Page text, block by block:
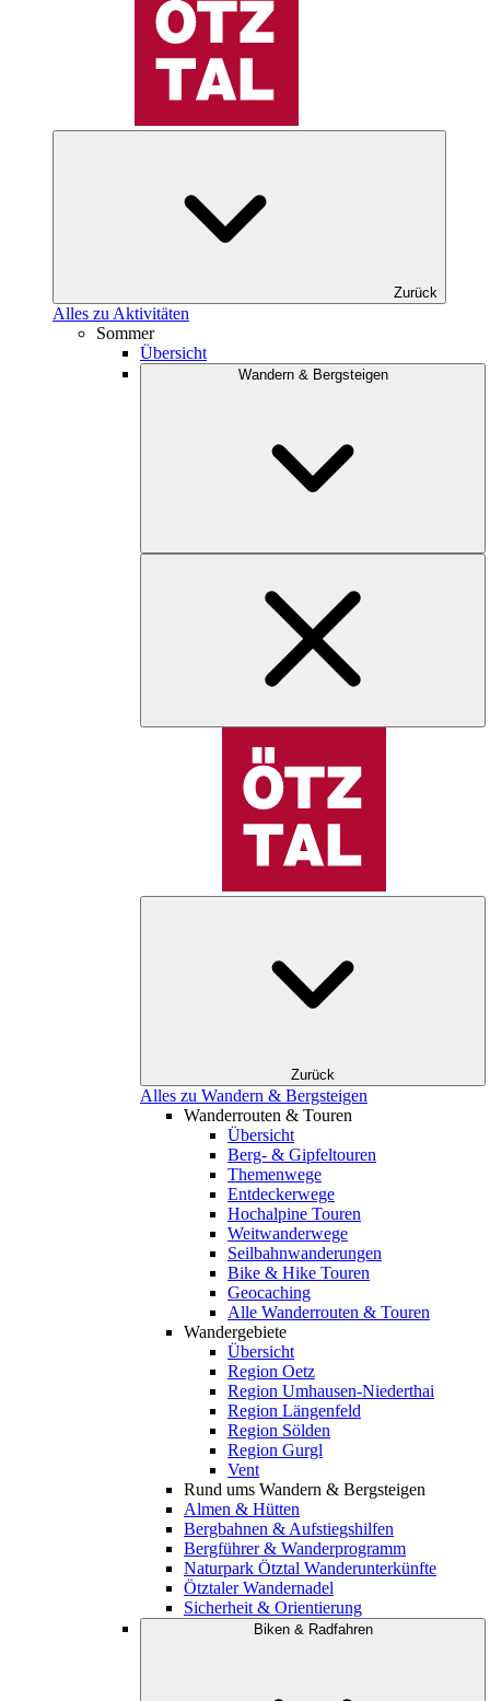
Zurück
Alles zu Aktivitäten
Sommer
Übersicht
Wandern & Bergsteigen
Zurück
Alles zu Wandern & Bergsteigen
Wanderrouten & Touren
Übersicht
Berg- & Gipfeltouren
Themenwege
Entdeckerwege
Hochalpine Touren
Weitwanderwege
Seilbahnwanderungen
Bike & Hike Touren
Geocaching
Alle Wanderrouten & Touren
Wandergebiete
Übersicht
Region Oetz
Region Umhausen-Niederthai
Region Längenfeld
Region Sölden
Region Gurgl
Vent
Rund ums Wandern & Bergsteigen
Almen & Hütten
Bergbahnen & Aufstiegshilfen
Bergführer & Wanderprogramm
Naturpark Ötztal Wanderunterkünfte
Ötztaler Wandernadel
Sicherheit & Orientierung
Biken & Radfahren